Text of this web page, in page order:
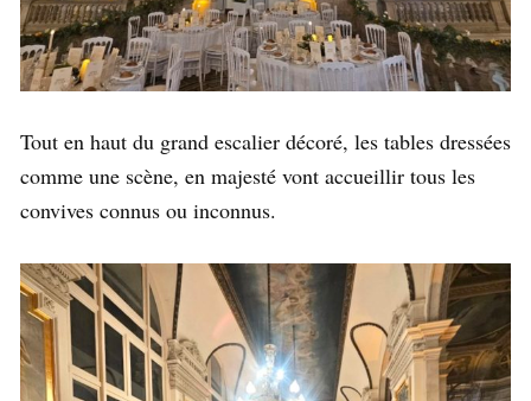
Tout en haut du grand escalier décoré, les tables dressées
comme une scène, en majesté vont accueillir tous les
convives connus ou inconnus.